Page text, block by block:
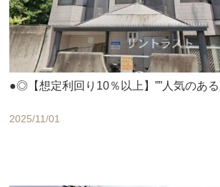
●◎【想定利回り10％以上】””人気のある
2025/11/01